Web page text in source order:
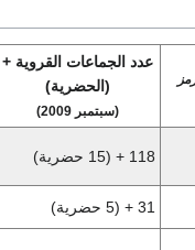
عدد الجماعات القروية +
(الحضرية)
(سبتمبر 2009)
118 + (15 حضرية)
31 + (5 حضرية)